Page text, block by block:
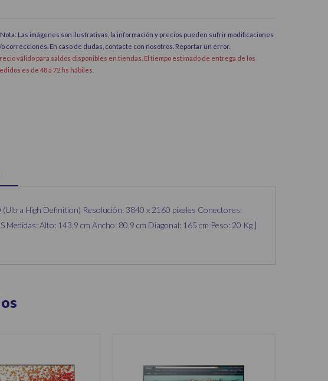
Las imágenes son ilustrativas, la información y precios pueden sufrir modificaciones
correcciones. En caso de dudas, contacte con nosotros. Reportar un error.
válido para saldos disponibles en tiendas. El tiempo estimado de entrega de los
es de 48 a 72 hs hábiles.
(Ultra High Definition) Resolución: 3840 x 2160 píxeles Conectores:
Alto: 143,9 cm Ancho: 80,9 cm Diagonal: 165 cm Peso: 20 Kg ]